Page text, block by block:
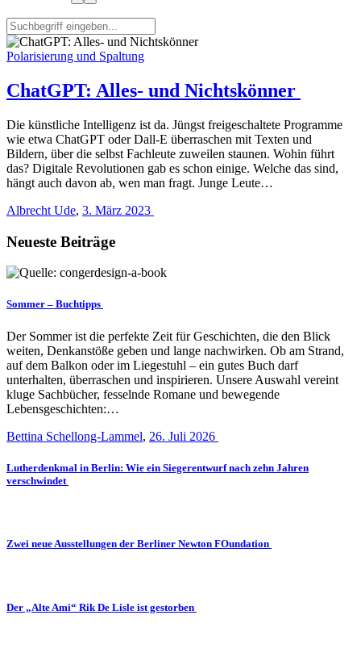
Polarisierung und Spaltung
ChatGPT: Alles- und Nichtskönner
Die künstliche Intelligenz ist da. Jüngst freigeschaltete Programme
wie etwa ChatGPT oder Dall-E überraschen mit Texten und
Bildern, über die selbst Fachleute zuweilen staunen. Wohin führt
das? Digitale Revolutionen gab es schon einige. Welche das sind,
hängt auch davon ab, wen man fragt. Junge Leute…
Albrecht Ude, 3. März 2023
Neueste Beiträge
Sommer – Buchtipps
Der Sommer ist die perfekte Zeit für Geschichten, die den Blick
weiten, Denkanstöße geben und lange nachwirken. Ob am Strand,
auf dem Balkon oder im Liegestuhl – ein gutes Buch darf
unterhalten, überraschen und inspirieren. Unsere Auswahl vereint
kluge Sachbücher, fesselnde Romane und bewegende
Lebensgeschichten:…
Bettina Schellong-Lammel, 26. Juli 2026
Lutherdenkmal in Berlin: Wie ein Siegerentwurf nach zehn Jahren
verschwindet
Zwei neue Ausstellungen der Berliner Newton FOundation
Der „Alte Ami“ Rik De Lisle ist gestorben